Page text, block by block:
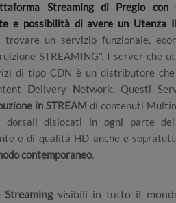
Streaming di Pregio con
e possibilità di avere un Utenza
un servizio funzionale,
STREAMING". I server che
di tipo CDN è un distributore che
Delivery Network. Questi
in STREAM di contenuti
dorsali dislocati in ogni parte del
e di qualità HD anche e
contemporaneo.
visibili in tutto il